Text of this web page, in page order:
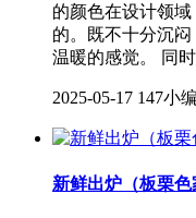
的颜色在设计领
的。既不十分沉
温暖的感觉。 同
2025-05-17 147小编
新鲜出炉（板栗